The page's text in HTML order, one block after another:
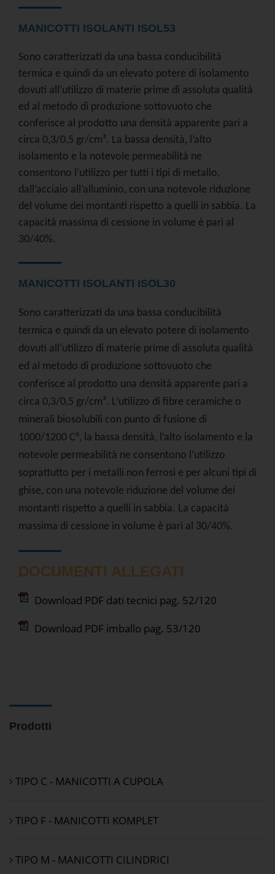
MANICOTTI ISOLANTI ISOL53
Sono caratterizzati da una bassa conducibilità
termica e quindi da un elevato potere di isolamento
dovuti all’utilizzo di materie prime di assoluta qualità
ed al metodo di produzione sottovuoto che
conferisce al prodotto una densità apparente pari a
circa 0,3/0,5 gr/cm³. La bassa densità, l’alto
isolamento e la notevole permeabilità ne
consentono l’utilizzo per tutti i tipi di metallo,
dall’acciaio all’alluminio, con una notevole riduzione
del volume dei montanti rispetto a quelli in sabbia. La
capacità massima di cessione in volume è pari al
30/40%.
MANICOTTI ISOLANTI ISOL30
Sono caratterizzati da una bassa conducibilità
termica e quindi da un elevato potere di isolamento
dovuti all’utilizzo di materie prime di assoluta qualità
ed al metodo di produzione sottovuoto che
conferisce al prodotto una densità apparente pari a
circa 0,3/0,5 gr/cm³. L’utilizzo di fibre ceramiche o
minerali biosolubili con punto di fusione di
1000/1200 C°, la bassa densità, l’alto isolamento e la
notevole permeabilità ne consentono l’utilizzo
soprattutto per i metalli non ferrosi e per alcuni tipi di
ghise, con una notevole riduzione del volume dei
montanti rispetto a quelli in sabbia. La capacità
massima di cessione in volume è pari al 30/40%.
DOCUMENTI ALLEGATI
Download PDF dati tecnici pag. 52/120
Download PDF imballo pag. 53/120
Prodotti
TIPO C - MANICOTTI A CUPOLA
TIPO F - MANICOTTI KOMPLET
TIPO M - MANICOTTI CILINDRICI